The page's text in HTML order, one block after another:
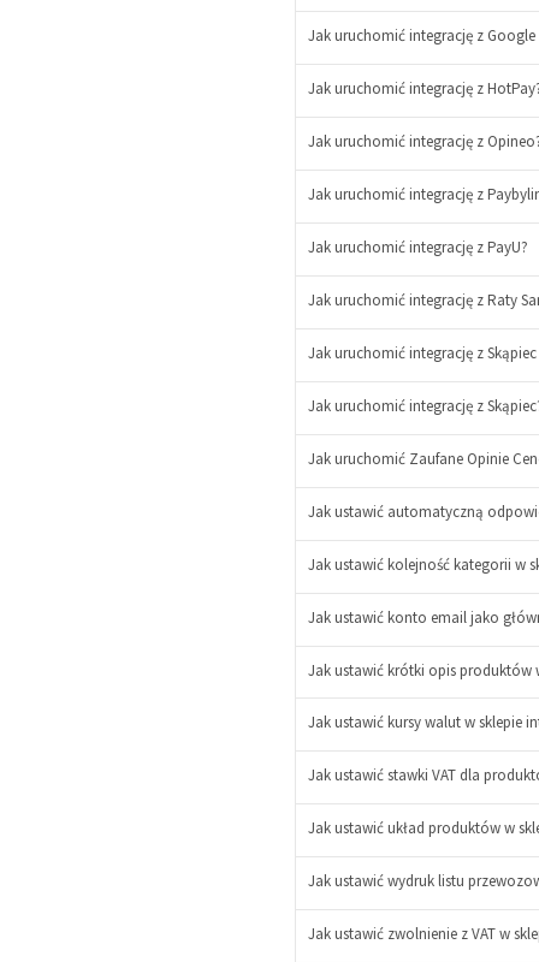
Jak uruchomić integrację z Google
Jak uruchomić integrację z
Jak uruchomić integrację z
Jak uruchomić integrację z
Jak uruchomić integrację z PayU?
Jak uruchomić integrację z Raty
Jak uruchomić integrację z
Jak uruchomić integrację z
Jak uruchomić Zaufane Opinie
Jak ustawić automatyczną
Jak ustawić kolejność kategorii w
Jak ustawić konto email jako
Jak ustawić krótki opis produktów
+
Jak ustawić kursy walut w sklepie
Jak ustawić stawki VAT dla
Jak ustawić układ produktów w
Jak ustawić wydruk listu
Jak ustawić zwolnienie z VAT w